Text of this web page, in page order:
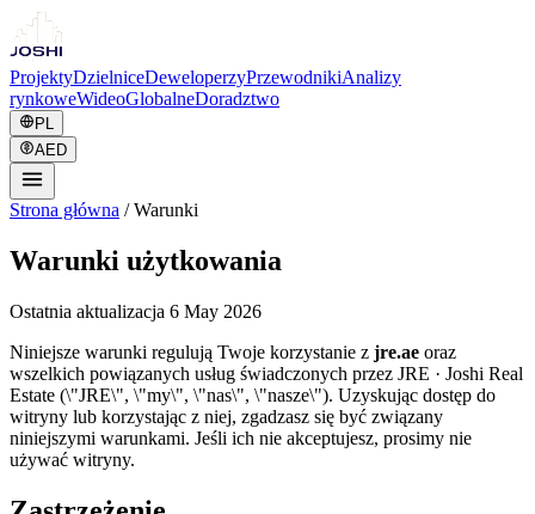
ProjektyDzielniceDeweloperzyPrzewodnikiAnalizy
rynkoweWideoGlobalneDoradztwo
PL
AED
Strona główna /Warunki
Warunki użytkowania
Ostatnia aktualizacja 6 May 2026
Niniejsze warunki regulują Twoje korzystanie z jre.ae oraz
wszelkich powiązanych usług świadczonych przez JRE · Joshi Real
Estate (\"JRE\", \"my\", \"nas\", \"nasze\"). Uzyskując dostęp do
witryny lub korzystając z niej, zgadzasz się być związany
niniejszymi warunkami. Jeśli ich nie akceptujesz, prosimy nie
używać witryny.